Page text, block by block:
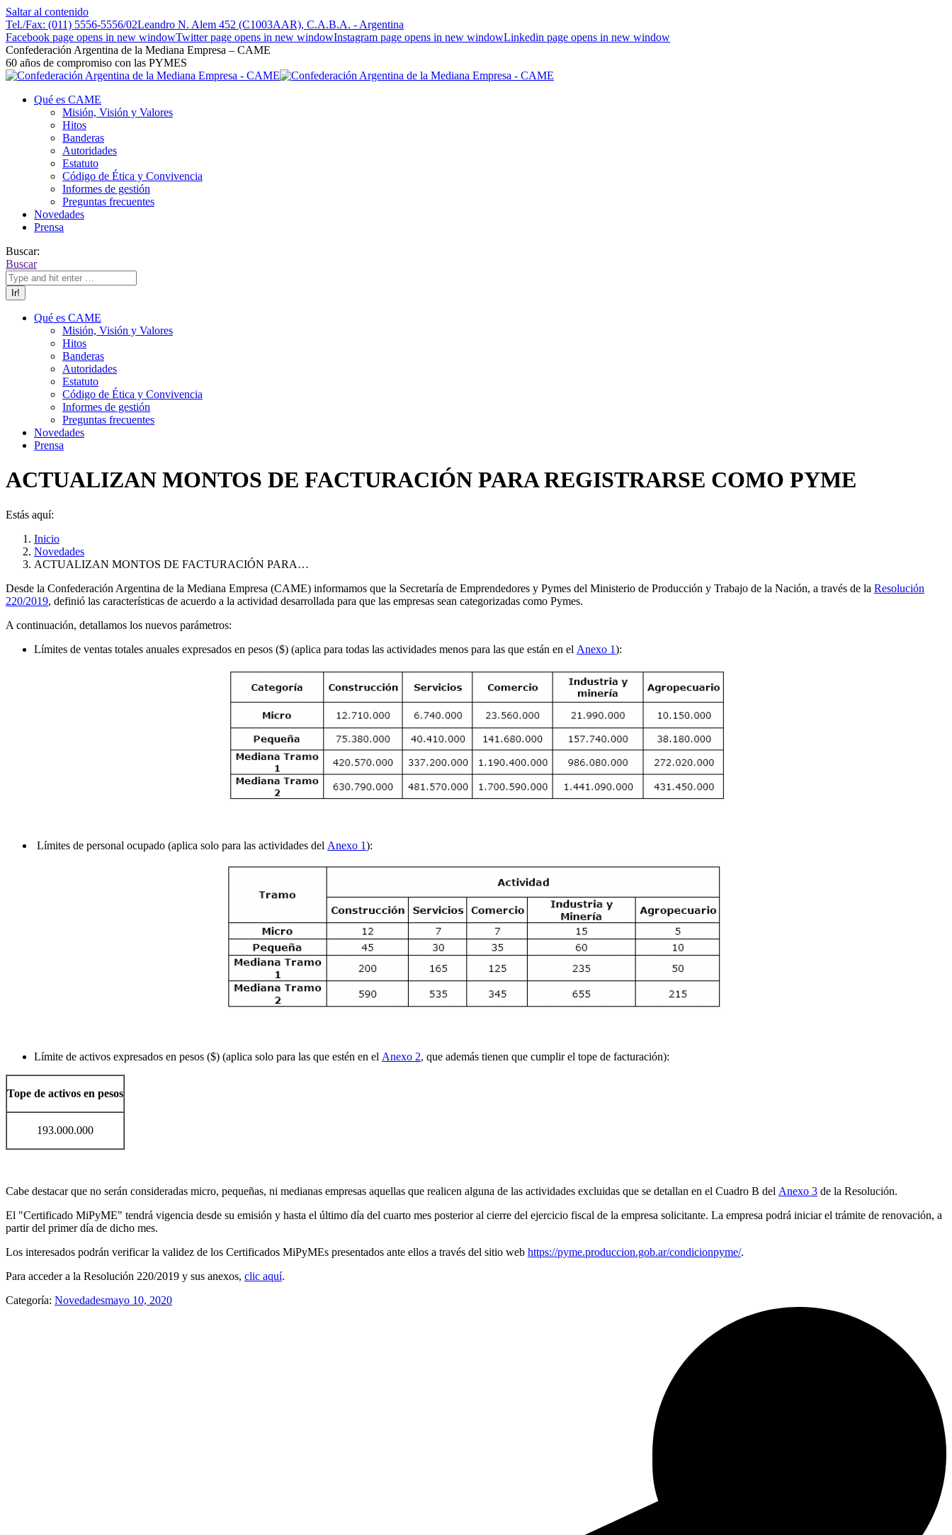
Saltar al contenido
Tel./Fax: (011) 5556-5556/02Leandro N. Alem 452 (C1003AAR), C.A.B.A. - Argentina
Facebook page opens in new windowTwitter page opens in new windowInstagram page opens in new windowLinkedin page opens in new window
Confederación Argentina de la Mediana Empresa – CAME
60 años de compromiso con las PYMES
Qué es CAME
Misión, Visión y Valores
Hitos
Banderas
Autoridades
Estatuto
Código de Ética y Convivencia
Informes de gestión
Preguntas frecuentes
Novedades
Prensa
Buscar:
Buscar
Qué es CAME
Misión, Visión y Valores
Hitos
Banderas
Autoridades
Estatuto
Código de Ética y Convivencia
Informes de gestión
Preguntas frecuentes
Novedades
Prensa
ACTUALIZAN MONTOS DE FACTURACIÓN PARA REGISTRARSE COMO PYME
Estás aquí:
Inicio
Novedades
ACTUALIZAN MONTOS DE FACTURACIÓN PARA…
Desde la Confederación Argentina de la Mediana Empresa (CAME) informamos que la Secretaría de Emprendedores y Pymes del Ministerio de Producción y Trabajo de la Nación, a través de la Resolución
220/2019, definió las características de acuerdo a la actividad desarrollada para que las empresas sean categorizadas como Pymes.
A continuación, detallamos los nuevos parámetros:
Límites de ventas totales anuales expresados en pesos ($) (aplica para todas las actividades menos para las que están en el Anexo 1):
Límites de personal ocupado (aplica solo para las actividades del Anexo 1):
Límite de activos expresados en pesos ($) (aplica solo para las que estén en el Anexo 2, que además tienen que cumplir el tope de facturación):
Tope de activos en pesos
193.000.000
Cabe destacar que no serán consideradas micro, pequeñas, ni medianas empresas aquellas que realicen alguna de las actividades excluidas que se detallan en el Cuadro B del Anexo 3 de la Resolución.
El "Certificado MiPyME" tendrá vigencia desde su emisión y hasta el último día del cuarto mes posterior al cierre del ejercicio fiscal de la empresa solicitante. La empresa podrá iniciar el trámite de renovación, a
partir del primer día de dicho mes.
Los interesados podrán verificar la validez de los Certificados MiPyMEs presentados ante ellos a través del sitio web https://pyme.produccion.gob.ar/condicionpyme/.
Para acceder a la Resolución 220/2019 y sus anexos, clic aquí.
Categoría: Novedadesmayo 10, 2020